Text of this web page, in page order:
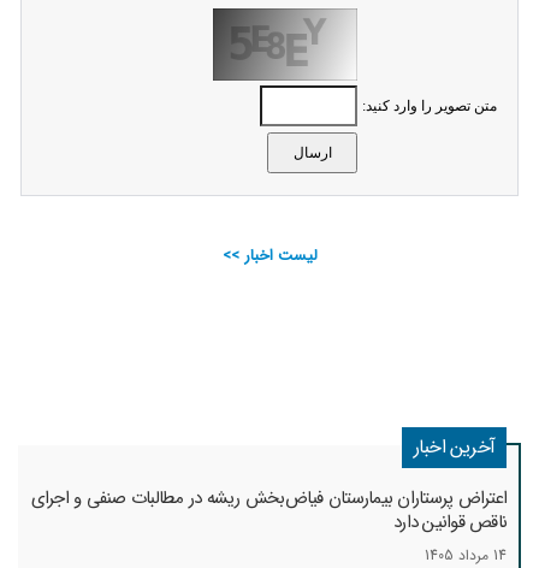
متن تصویر را وارد کنید:
لیست اخبار >>
آخرین اخبار
اعتراض پرستاران بیمارستان فیاض‌بخش ریشه در مطالبات صنفی و اجرای
ناقص قوانین دارد
14 مرداد 1405